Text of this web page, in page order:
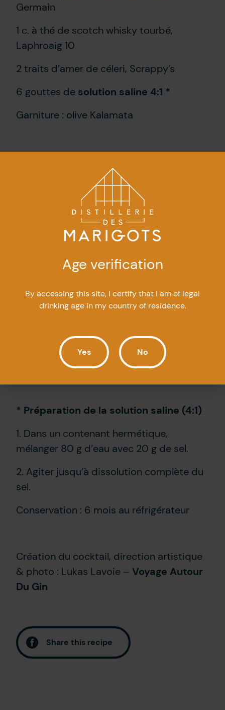
Germain
1 c. à thé de scotch whisky tourbé,
Laphroaig 10
2 traits d’amer de céleri, Scrappy’s
6 gouttes de solution saline 4:1 *
Garniture : olive Kalamata
1. Refroidir un verre à cocktail avec des
2. Dans un verre à mélanger, verser tous
les ingrédients sauf la garniture.
cuillère de 20 à 30 secondes.
5. Filtrer dans le verre refroidi.
6. Garnir d’une olive Kalamata.
* Préparation de la solution saline (4:1)
1. Dans un contenant hermétique,
mélanger 80 g d’eau avec 20 g de sel.
2. Agiter jusqu’à dissolution complète du
sel.
Conservation : 6 mois au réfrigérateur
Création du cocktail, direction artistique
& photo : Lukas Lavoie – Voyage Autour
Du Gin
Share this recipe
Age verification
By accessing this site, I certify that I am of legal
drinking age in my country of residence.
Yes No